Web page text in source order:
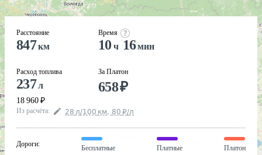
Расстояние
847км
Расход топлива
237л
18 960 ₽
Время
10 ч 16мин
За Платон
658₽
Из расчёта: 28 л/100 км, 80 ₽/л
Дороги:
Бесплатные Платные Платон